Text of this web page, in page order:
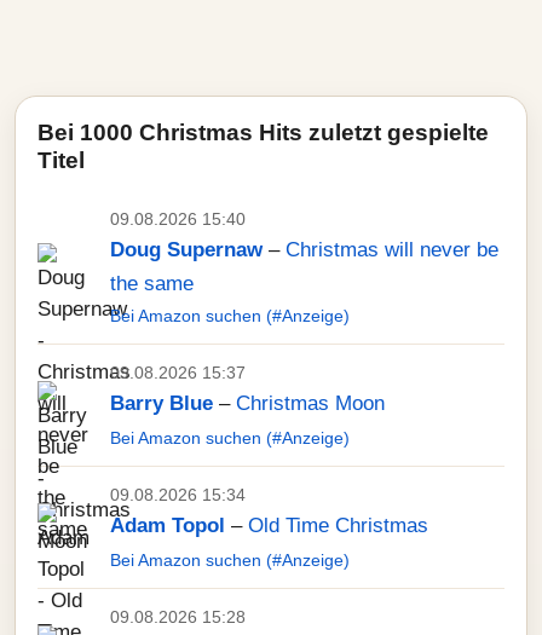
Bei 1000 Christmas Hits zuletzt gespielte
Titel
09.08.2026 15:40
Doug Supernaw– Christmas will never be
the same
Bei Amazon suchen (#Anzeige)
09.08.2026 15:37
Barry Blue – Christmas Moon
Bei Amazon suchen (#Anzeige)
09.08.2026 15:34
Adam Topol – Old Time Christmas
Bei Amazon suchen (#Anzeige)
09.08.2026 15:28